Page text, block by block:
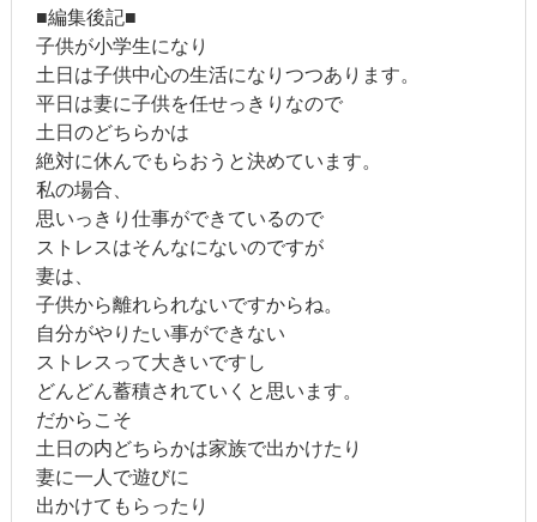
■編集後記■
子供が小学生になり
土日は子供中心の生活になりつつあります。
平日は妻に子供を任せっきりなので
土日のどちらかは
絶対に休んでもらおうと決めています。
私の場合、
思いっきり仕事ができているので
ストレスはそんなにないのですが
妻は、
子供から離れられないですからね。
自分がやりたい事ができない
ストレスって大きいですし
どんどん蓄積されていくと思います。
だからこそ
土日の内どちらかは家族で出かけたり
妻に一人で遊びに
出かけてもらったり